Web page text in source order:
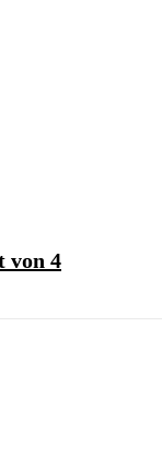
von 4